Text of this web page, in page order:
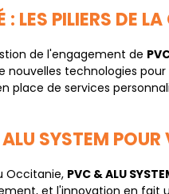
LES PILIERS DE
de l'engagement de
nouvelles technologies
place de services
SYSTEM POUR
Occitanie, PVC & ALU